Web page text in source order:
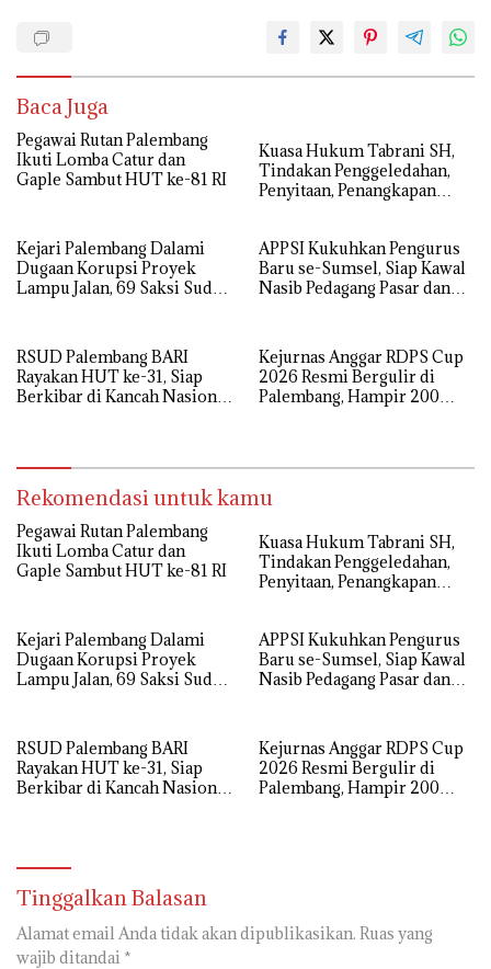
Baca Juga
Pegawai Rutan Palembang
Ikuti Lomba Catur dan
Gaple Sambut HUT ke-81 RI
‎Kuasa Hukum Tabrani SH,
Tindakan Penggeledahan,
Penyitaan, Penangkapan
Melalui Mekanisme
Praperadilan
Kejari Palembang Dalami
Dugaan Korupsi Proyek
Lampu Jalan, 69 Saksi Sudah
APPSI Kukuhkan Pengurus
Baru se-Sumsel, Siap Kawal
Nasib Pedagang Pasar dan
RSUD Palembang BARI
Rayakan HUT ke-31, Siap
Berkibar di Kancah Nasional
Kejurnas Anggar RDPS Cup
2026 Resmi Bergulir di
Palembang, Hampir 200
Rekomendasi untuk kamu
Pegawai Rutan Palembang
Ikuti Lomba Catur dan
Gaple Sambut HUT ke-81 RI
‎Kuasa Hukum Tabrani SH,
Tindakan Penggeledahan,
Penyitaan, Penangkapan
Melalui Mekanisme
Praperadilan
Kejari Palembang Dalami
Dugaan Korupsi Proyek
Lampu Jalan, 69 Saksi Sudah
APPSI Kukuhkan Pengurus
Baru se-Sumsel, Siap Kawal
Nasib Pedagang Pasar dan
RSUD Palembang BARI
Rayakan HUT ke-31, Siap
Berkibar di Kancah Nasional
Kejurnas Anggar RDPS Cup
2026 Resmi Bergulir di
Palembang, Hampir 200
Tinggalkan Balasan
Alamat email Anda tidak akan dipublikasikan. Ruas yang
wajib ditandai *